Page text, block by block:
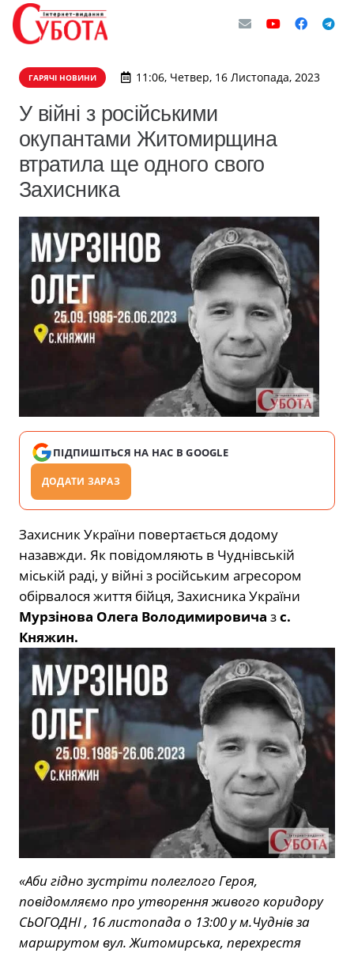
ГАРЯЧІ НОВИНИ 11:06, Четвер, 16 Листопада, 2023
У війні з російськими
окупантами Житомирщина
втратила ще одного свого
Захисника
ПІДПИШІТЬСЯ НА НАС В GOOGLE
ДОДАТИ ЗАРАЗ
Захисник України повертається додому
назавжди. Як повідомляють в Чуднівській
міській раді, у війні з російським агресором
обірвалося життя бійця, Захисника України
Мурзінова Олега Володимировича зс.
Княжин.
«Аби гідно зустріти полеглого Героя,
повідомляємо про утворення живого коридору
СЬОГОДНІ , 16 листопада о 13:00 у м.Чуднів за
маршрутом вул. Житомирська, перехрестя